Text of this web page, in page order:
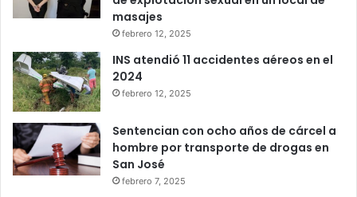
masajes
febrero 12, 2025
INS atendió 11 accidentes aéreos en el
2024
febrero 12, 2025
Sentencian con ocho años de cárcel a
hombre por transporte de drogas en
San José
febrero 7, 2025